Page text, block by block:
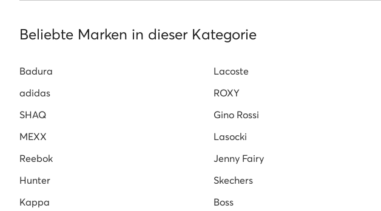
Beliebte Marken in dieser Kategorie
Badura Lacoste
adidas
ROXY
SHAQ
Gino Rossi
MEXX
Lasocki
Reebok
Jenny Fairy
Hunter
Skechers
Kappa
Boss